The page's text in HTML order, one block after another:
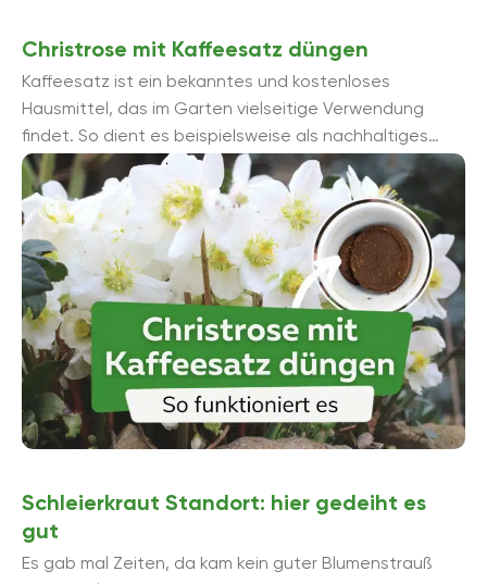
Christrose mit Kaffeesatz düngen
Kaffeesatz ist ein bekanntes und kostenloses
Hausmittel, das im Garten vielseitige Verwendung
findet. So dient es beispielsweise als nachhaltiges
Düngemittel. Lesen Sie hier, ob sich Kaffeesatz auch
zum Dü...
Schleierkraut Standort: hier gedeiht es
gut
Es gab mal Zeiten, da kam kein guter Blumenstrauß